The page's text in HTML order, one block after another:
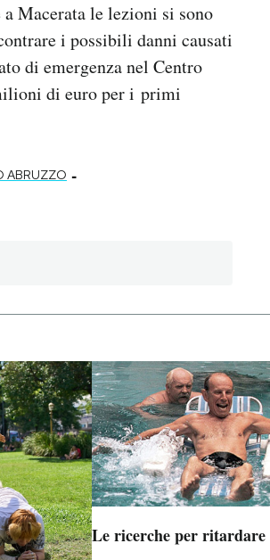
Macerata le lezioni si sono
i possibili danni causati
di emergenza nel Centro
di euro per i primi
ABRUZZO -
Le ricerche per